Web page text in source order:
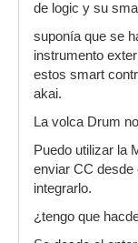
de logic y su
suponía que se
instrumento
estos smart
akai.
La volca Drum
Puedo utilizar la
enviar CC desde
integrarlo.
¿tengo que